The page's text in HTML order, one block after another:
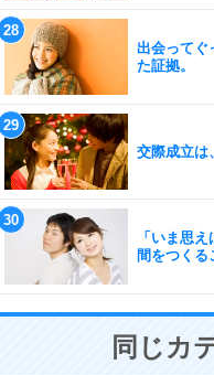
出会ってぐ
た証拠。
交際成立は
「いま思
間をつくる
同じカ